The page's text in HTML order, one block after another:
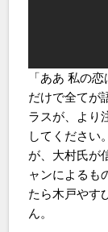
「ああ 私の
だけで全てが
ラスが、より
してください
が、大村氏が
ャンによるも
たら木戸やす
ん。